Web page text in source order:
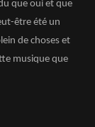
que oui et que
être été un
de choses et
musique que